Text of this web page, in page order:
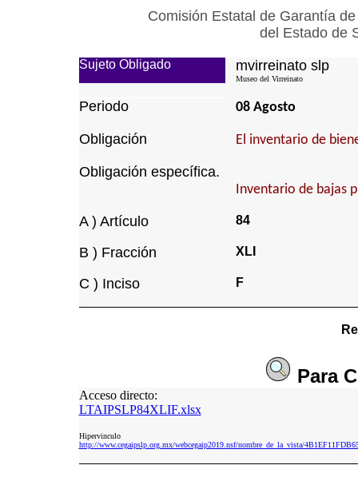
Comisión Estatal de Garantía
del Estado de
Sujeto Obligado mvirreinato slp
Museo del Virreinato
Periodo 08 Agosto
Obligación El inventario de
Obligación específica.
Inventario de bajas
A ) Artículo 84
B ) Fracción XLI
C ) Inciso F
Para
Acceso directo:
LTAIPSLP84XLIF.xlsx
Hipervinculo
http://www.cegaipslp.org.mx/webcegaip2019.nsf/nombre_de_la_vista/